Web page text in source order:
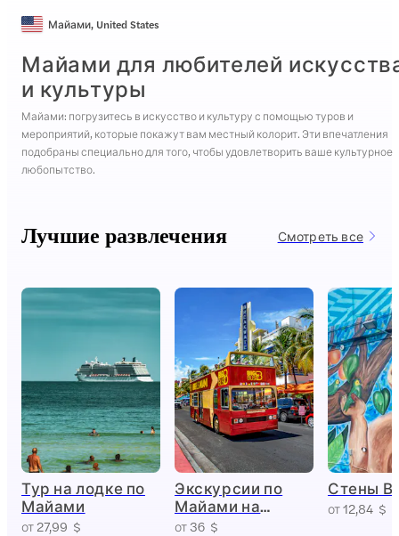
Майами, United States
Майами для любителей
и культуры
Майами: погрузитесь в искусство и культуру с помощью туров и
мероприятий, которые покажут вам местный колорит. Эти впечатления
подобраны специально для того, чтобы удовлетворить ваше культурное
любопытство.
Лучшие развлечения Смотреть все
Тур на лодке по
Майами
от 27,99 $
Экскурсии по
Майами на
автобусах Big Bus
от 36 $
Стены
от 12,84 $